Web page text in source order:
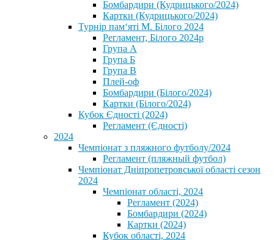
Бомбардири (Кудрицького/2024)
Картки (Кудрицького/2024)
⁨Турнір пам‘яті М. Білого 2024⁩
Регламент, Білого 2024р
Група А
Група Б
Група В
Плей-оф
Бомбардири (Білого/2024)
Картки (Білого/2024)
Кубок Єдності (2024)
Регламент (Єдності)
2024
Чемпіонат з пляжного футболу/2024
Регламент (пляжный футбол)
Чемпіонат Дніпропетровської області сезон
2024
Чемпіонат області, 2024
Регламент (2024)
Бомбардири (2024)
Картки (2024)
Кубок області, 2024